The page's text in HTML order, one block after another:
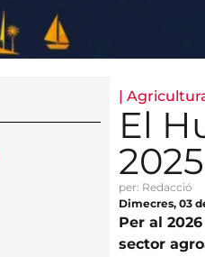
|
El
per: Redacció
Dimecres, 03
Per al
sector